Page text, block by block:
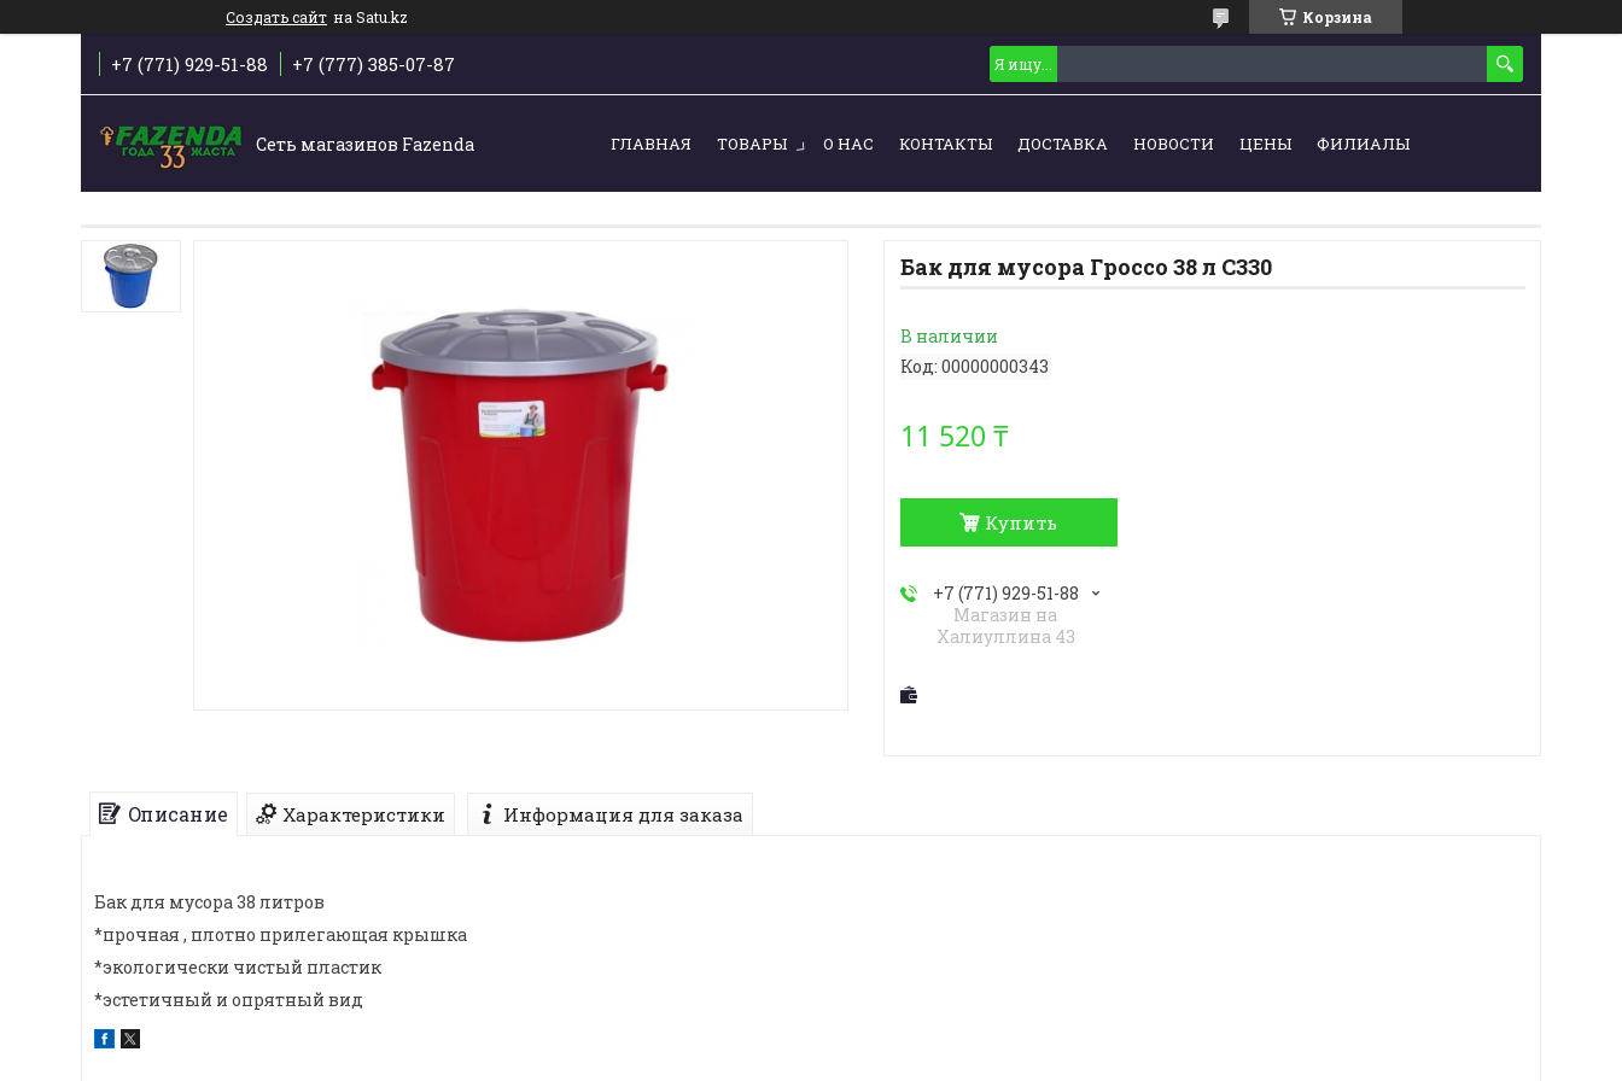
Создать сайт на Satu.kz Корзина
+7 (771) 929-51-88 +7 (777) 385-07-87
Сеть магазинов Fazenda ГЛАВНАЯ ТОВАРЫ О НАС КОНТАКТЫ ДОСТАВКА НОВОСТИ ЦЕНЫ ФИЛИАЛЫ
Бак для мусора Гроссо 38 л С330
В наличии
Код: 00000000343
11 520 ₸
Купить
+7 (771) 929-51-88
Магазин на
Халиуллина 43
Описание Характеристики Информация для заказа
Бак для мусора 38 литров
*прочная , плотно прилегающая крышка
*экологически чистый пластик
*эстетичный и опрятный вид